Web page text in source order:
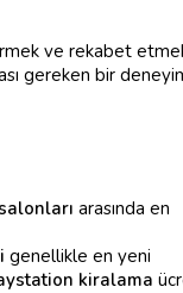
ve rekabet
gereken bir
arasında en
genellikle en yeni
kiralama